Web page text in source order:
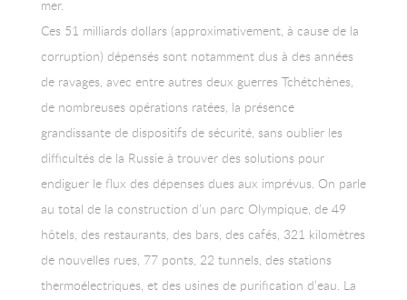
mer.
Ces 51 milliards dollars (approximativement, à cause de la
corruption) dépensés sont notamment dus à des années
de ravages, avec entre autres deux guerres Tchétchènes,
de nombreuses opérations ratées, la présence
grandissante de dispositifs de sécurité, sans oublier les
difficultés de la Russie à trouver des solutions pour
endiguer le flux des dépenses dues aux imprévus. On parle
au total de la construction d’un parc Olympique, de 49
hôtels, des restaurants, des bars, des cafés, 321 kilomètres
de nouvelles rues, 77 ponts, 22 tunnels, des stations
thermoélectriques, et des usines de purification d’eau. La